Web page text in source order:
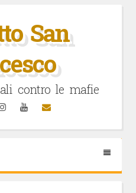
San
contro le mafie
InstagramYouTubeEmail